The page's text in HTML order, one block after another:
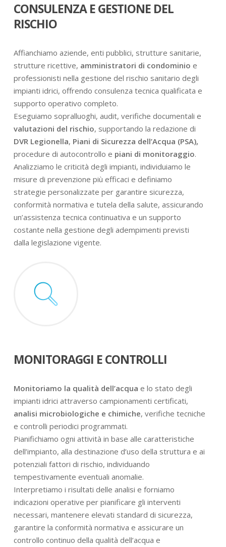
CONSULENZA E GESTIONE DEL
RISCHIO
Affianchiamo aziende, enti pubblici, strutture sanitarie,
strutture ricettive, amministratori di condominio e
professionisti nella gestione del rischio sanitario degli
impianti idrici, offrendo consulenza tecnica qualificata e
supporto operativo completo.
Eseguiamo sopralluoghi, audit, verifiche documentali e
valutazioni del rischio, supportando la redazione di
DVR Legionella, Piani di Sicurezza dell’Acqua (PSA),
procedure di autocontrollo e piani di monitoraggio.
Analizziamo le criticità degli impianti, individuiamo le
misure di prevenzione più efficaci e definiamo
strategie personalizzate per garantire sicurezza,
conformità normativa e tutela della salute, assicurando
un’assistenza tecnica continuativa e un supporto
costante nella gestione degli adempimenti previsti
dalla legislazione vigente.
MONITORAGGI E CONTROLLI
Monitoriamo la qualità dell’acqua e lo stato degli
impianti idrici attraverso campionamenti certificati,
analisi microbiologiche e chimiche, verifiche tecniche
e controlli periodici programmati.
Pianifichiamo ogni attività in base alle caratteristiche
dell’impianto, alla destinazione d’uso della struttura e ai
potenziali fattori di rischio, individuando
tempestivamente eventuali anomalie.
Interpretiamo i risultati delle analisi e forniamo
indicazioni operative per pianificare gli interventi
necessari, mantenere elevati standard di sicurezza,
garantire la conformità normativa e assicurare un
controllo continuo della qualità dell’acqua e